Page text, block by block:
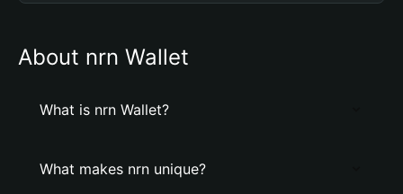
About nrn Wallet
What is nrn Wallet?
What makes nrn unique?